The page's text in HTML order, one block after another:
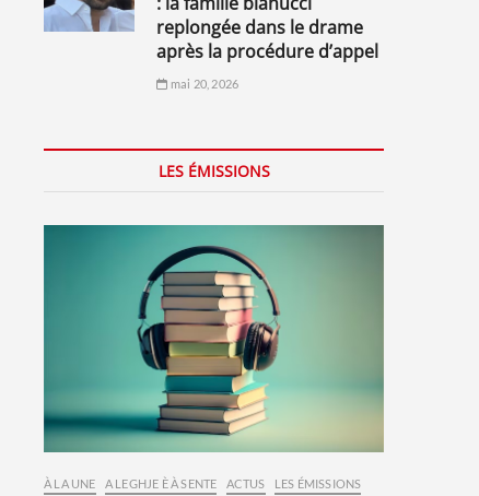
replongée dans le drame
après la procédure d’appel
mai 20, 2026
LES ÉMISSIONS
À LA UNE A LEGHJE È À SENTE ACTUS LES ÉMISSIONS